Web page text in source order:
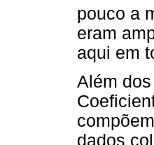
pouco a
eram
aqui em
Além
dados